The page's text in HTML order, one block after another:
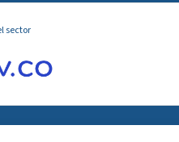
sector